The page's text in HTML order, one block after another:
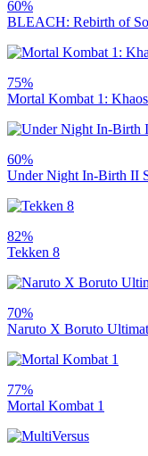
60%
BLEACH: Rebirth of
75%
Mortal Kombat 1:
60%
Under Night In-Birth II
82%
Tekken 8
70%
Naruto X Boruto
77%
Mortal Kombat 1